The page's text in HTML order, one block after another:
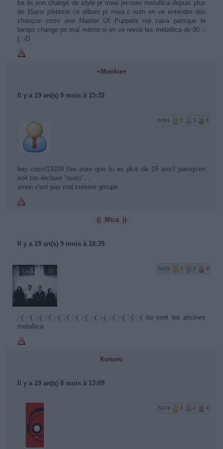
ba ils son changé de style pr mwa jecoute metallica depuis plus
de 15ans jdeteste ce album pr mwa c num en ve entendre des
chançon cmm one Master Of Puppets mé cava parsque le
temps change po mal méme si en ve revoir les metallica de 80 :-
( :-D
+Monkie+
Il y a 19 an(s) 9 mois à 15:32
6081 2 3 6
hey cocci13209 t'es sure que tu as plus de 15 ans? parsqu'en
voir ton érciture "texto"....
sinon c'est pas mal comme groupe
-||_Mtca_||-
Il y a 19 an(s) 9 mois à 18:39
5426 2 2 6
:-( :-( :-( :-( :-( :-( :-( :-( :-( :-( :-( :-( :-( :-( ou sont les ancines
metallica
Konoro
Il y a 19 an(s) 8 mois à 13:09
5274 2 2 4